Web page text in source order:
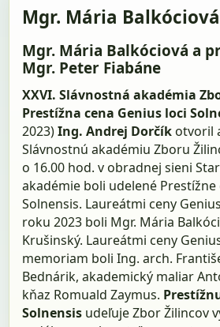
Mgr. Mária Balkóciová
Mgr. Mária Balkóciová a
Mgr. Peter Fiabáne
XXVI. Slávnostná akadémia
Prestížna cena Genius loci
2023)Ing. Andrej Dorčík otvoril
Slávnostnú akadémiu Zboru
o 16.00 hod. v obradnej sieni
akadémie boli udelené Prestížne
Solnensis. Laureátmi ceny
roku 2023 boli Mgr. Mária
Krušinský. Laureátmi ceny
memoriam boli Ing. arch.
Bednárik, akademický maliar
kňaz Romuald Zaymus.
Solnensis udeľuje Zbor Žilincov